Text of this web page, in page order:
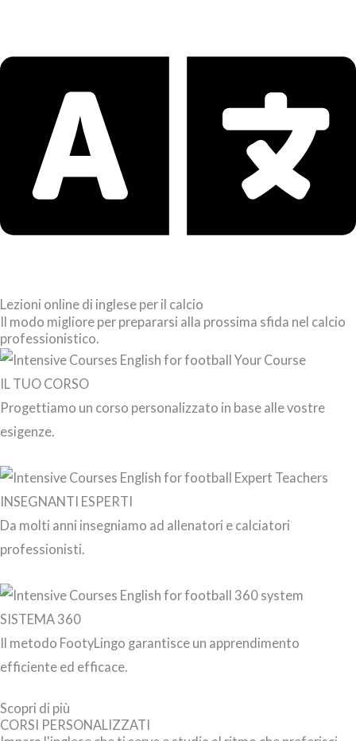
Lezioni online di inglese per il calcio
Il modo migliore per prepararsi alla prossima sfida nel calcio
professionistico.
IL TUO CORSO
Progettiamo un corso personalizzato in base alle vostre
esigenze.
INSEGNANTI ESPERTI
Da molti anni insegniamo ad allenatori e calciatori
professionisti.
SISTEMA 360
Il metodo FootyLingo garantisce un apprendimento
efficiente ed efficace.
Scopri di più
CORSI PERSONALIZZATI